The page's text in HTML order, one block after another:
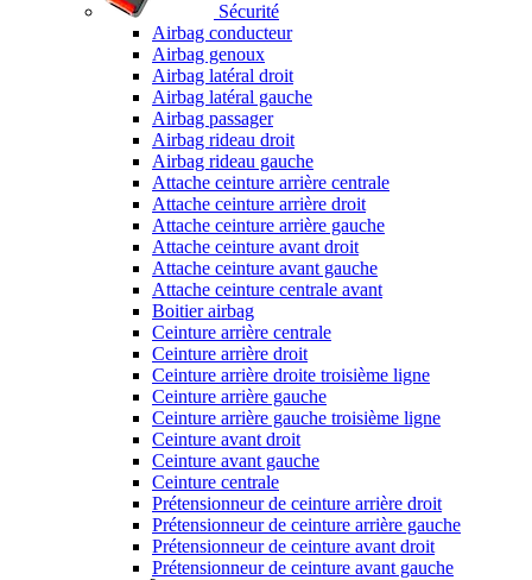
Sécurité
Airbag conducteur
Airbag genoux
Airbag latéral droit
Airbag latéral gauche
Airbag passager
Airbag rideau droit
Airbag rideau gauche
Attache ceinture arrière centrale
Attache ceinture arrière droit
Attache ceinture arrière gauche
Attache ceinture avant droit
Attache ceinture avant gauche
Attache ceinture centrale avant
Boitier airbag
Ceinture arrière centrale
Ceinture arrière droit
Ceinture arrière droite troisième ligne
Ceinture arrière gauche
Ceinture arrière gauche troisième ligne
Ceinture avant droit
Ceinture avant gauche
Ceinture centrale
Prétensionneur de ceinture arrière droit
Prétensionneur de ceinture arrière gauche
Prétensionneur de ceinture avant droit
Prétensionneur de ceinture avant gauche